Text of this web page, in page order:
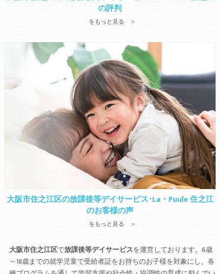
の評判
をもっと見る ＞
大阪市住之江区の放課後等デイサービス･La・Puule 住之江
のお客様の声
をもっと見る ＞
大阪市住之江区で放課後等デイサービスを運営しております。6歳
～18歳までの就学児童で受給者証をお持ちのお子様を対象にし、各